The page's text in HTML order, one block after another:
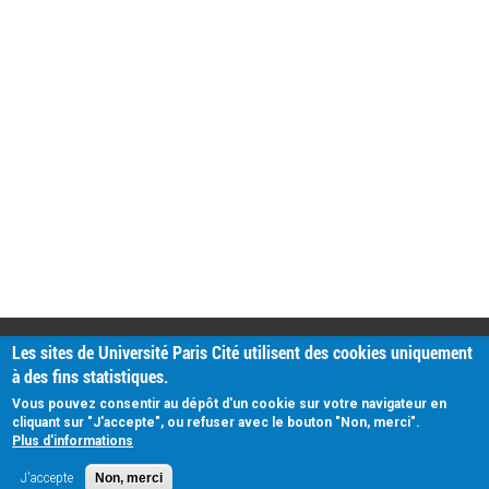
PRATIQUE
Plan d'accès
Intranet
Mentions légales
Données personnelles
Les sites de Université Paris Cité utilisent des cookies uniquement
à des fins statistiques.
Vous pouvez consentir au dépôt d'un cookie sur votre navigateur en
cliquant sur "J'accepte", ou refuser avec le bouton "Non, merci".
Plus d'informations
J'accepte Non, merci